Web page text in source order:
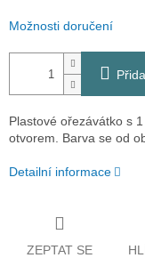
Možnosti doručení
Plastové ořezávátko s
otvorem. Barva se od
Detailní informace
ZEPTAT SE